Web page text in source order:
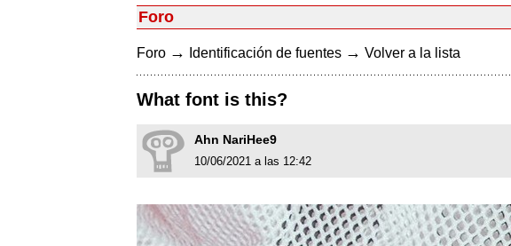
Foro
Foro → Identificación de fuentes → Volver a la lista
What font is this?
Ahn NariHee9
10/06/2021 a las 12:42